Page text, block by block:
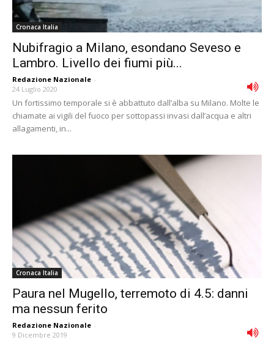
Cronaca Italia
Nubifragio a Milano, esondano Seveso e
Lambro. Livello dei fiumi più...
Redazione Nazionale -
24 Luglio 2020
Un fortissimo temporale si è abbattuto dall’alba su Milano. Molte le
chiamate ai vigili del fuoco per sottopassi invasi dall’acqua e altri
allagamenti, in...
Cronaca Italia
Paura nel Mugello, terremoto di 4.5: danni
ma nessun ferito
Redazione Nazionale -
9 Dicembre 2019